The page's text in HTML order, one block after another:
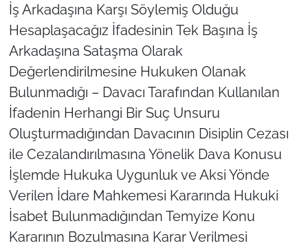
İş Arkadaşına Karşı Söylemiş Olduğu
Hesaplaşacağız İfadesinin Tek Başına İş
Arkadaşına Sataşma Olarak
Değerlendirilmesine Hukuken Olanak
Bulunmadığı – Davacı Tarafından Kullanılan
İfadenin Herhangi Bir Suç Unsuru
Oluşturmadığından Davacının Disiplin Cezası
ile Cezalandırılmasına Yönelik Dava Konusu
İşlemde Hukuka Uygunluk ve Aksi Yönde
Verilen İdare Mahkemesi Kararında Hukuki
İsabet Bulunmadığından Temyize Konu
Kararının Bozulmasına Karar Verilmesi